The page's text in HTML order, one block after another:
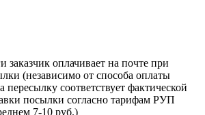
заказчик оплачивает на почте при
(независимо от способа оплаты
пересылку соответствует фактической
посылки согласно тарифам РУП
7-10 руб.)